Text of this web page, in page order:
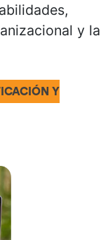
y la
Y